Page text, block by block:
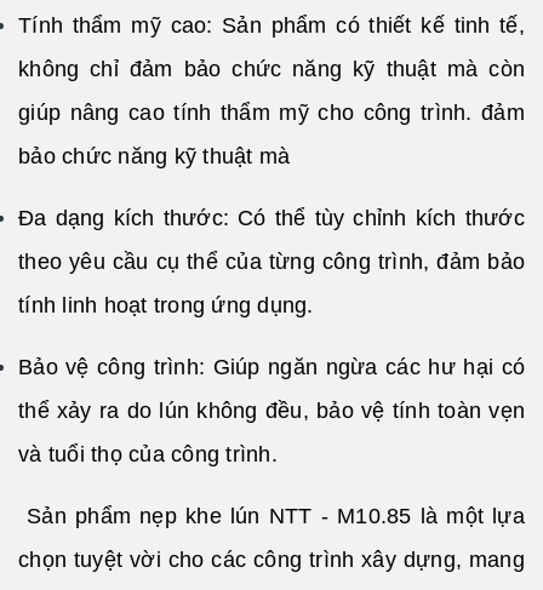
Tính thẩm mỹ cao: Sản phẩm có thiết kế tinh tế,
không chỉ đảm bảo chức năng kỹ thuật mà còn
giúp nâng cao tính thẩm mỹ cho công trình. đảm
bảo chức năng kỹ thuật mà
Đa dạng kích thước: Có thể tùy chỉnh kích thước
theo yêu cầu cụ thể của từng công trình, đảm bảo
tính linh hoạt trong ứng dụng.
Bảo vệ công trình: Giúp ngăn ngừa các hư hại có
thể xảy ra do lún không đều, bảo vệ tính toàn vẹn
và tuổi thọ của công trình.
Sản phẩm nẹp khe lún NTT - M10.85 là một lựa
chọn tuyệt vời cho các công trình xây dựng, mang